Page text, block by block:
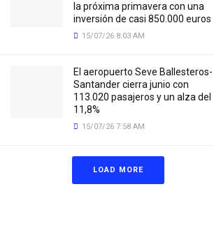
la próxima primavera con una
inversión de casi 850.000 euros
15/07/26 8:03 AM
El aeropuerto Seve Ballesteros-
Santander cierra junio con
113.020 pasajeros y un alza del
11,8%
15/07/26 7:58 AM
LOAD MORE